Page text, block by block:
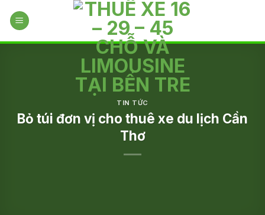
TIN TỨC
Bỏ túi đơn vị cho thuê xe du lịch Cần
Thơ